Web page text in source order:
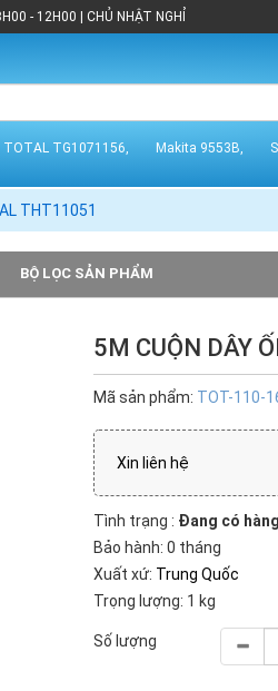
- 12H00 | CHỦ NHẬT NGHỈ
TOTAL TG1071156, Makita 9553B,
THT11051
BỘ LỌC SẢN PHẨM
Trung Quốc (191)
5M CUỘN DÂY
Mã sản phẩm: TOT-110-
Xin liên hệ
Tình trạng : Đang có hàng
Bảo hành: 0 tháng
Xuất xứ: Trung Quốc
Trọng lượng: 1 kg
Số lượng